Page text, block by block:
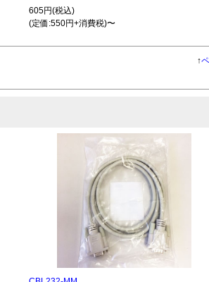
605円(税込)
(定価:550円+消費税)〜
↑